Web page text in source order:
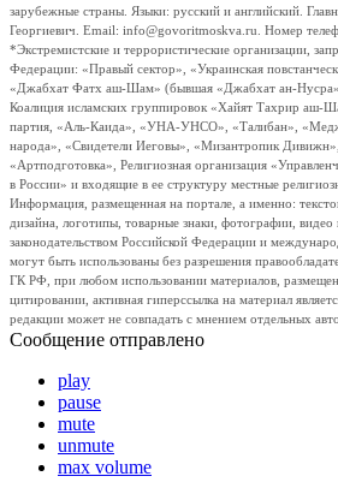
зарубежные страны. Языки: русский и английский.
Георгиевич. Email: info@govoritmoskva.ru. Номер
*Экстремистские и террористические организации,
Федерации: «Правый сектор», «Украинская
«Джабхат Фатх аш-Шам» (бывшая «Джабхат ан-
Коалиция исламских группировок «Хайят Тахрир аш-
партия, «Аль-Каида», «УНА-УНСО», «Талибан»,
народа», «Свидетели Иеговы», «Мизантропик Дивижн»,
«Артподготовка», Религиозная организация
в России» и входящие в ее структуру местные
Информация, размещенная на портале, а именно:
дизайна, логотипы, товарные знаки, фотографии, видео
законодательством Российской Федерации и
могут быть использованы без разрешения
ГК РФ, при любом использовании материалов,
цитировании, активная гиперссылка на материал
редакции может не совпадать с мнением отдельных
Сообщение отправлено
play
pause
mute
unmute
max volume